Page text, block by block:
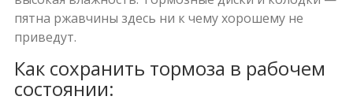
пятна ржавчины здесь ни к чему хорошему не
приведут.
Как сохранить тормоза в рабочем
состоянии: